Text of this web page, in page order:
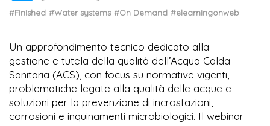
#Finished #Water systems #On Demand #elearningonweb
Un approfondimento tecnico dedicato alla
gestione e tutela della qualità dell’Acqua Calda
Sanitaria (ACS), con focus su normative vigenti,
problematiche legate alla qualità delle acque e
soluzioni per la prevenzione di incrostazioni,
corrosioni e inquinamenti microbiologici. Il webinar